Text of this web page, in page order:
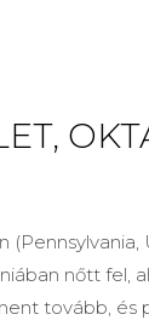
(Pennsylvania,
nőtt fel,
tovább, és